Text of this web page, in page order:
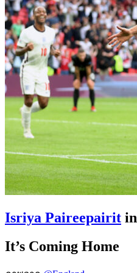
Isriya Paireepairit in
It’s Coming Home